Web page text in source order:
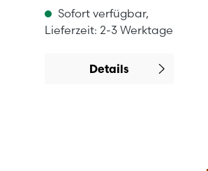
Sofort verfügbar,
Lieferzeit: 2-3 Werktage
Details